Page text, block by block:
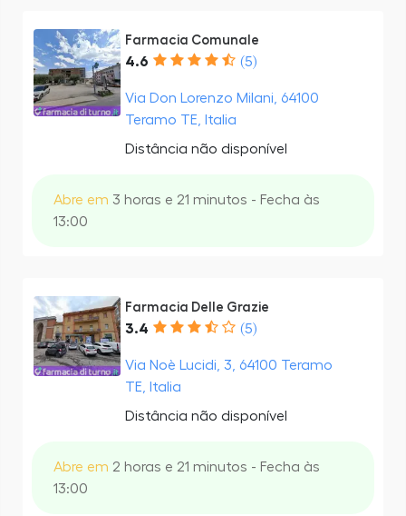
Farmacia Comunale
4.6 (5)
Via Don Lorenzo Milani, 64100
Teramo TE, Italia
Distância não disponível
Abre em 3 horas e 21 minutos - Fecha às
13:00
Farmacia Delle Grazie
3.4 (5)
Via Noè Lucidi, 3, 64100 Teramo
TE, Italia
Distância não disponível
Abre em 2 horas e 21 minutos - Fecha às
13:00